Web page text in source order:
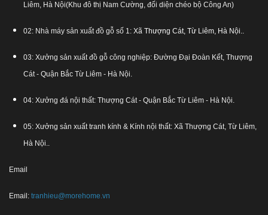
Liêm, Hà Nội(Khu đô thị Nam Cường, đối diện chéo bộ Công An)
02: Nhà máy sản xuất đồ gỗ số 1: Xã Thượng Cát, Từ Liêm, Hà Nội..
03: Xưởng sản xuất đồ gỗ công nghiệp: Đường Đại Đoàn Kết, Thượng
Cát - Quận Bắc Từ Liêm - Hà Nội.
04: Xưởng đá nội thất: Thượng Cát - Quận Bắc Từ Liêm - Hà Nội.
05: Xưởng sản xuất tranh kính & Kính nội thất: Xã Thượng Cát, Từ Liêm,
Hà Nội..
Email
Email: tranhieu@morehome.vn